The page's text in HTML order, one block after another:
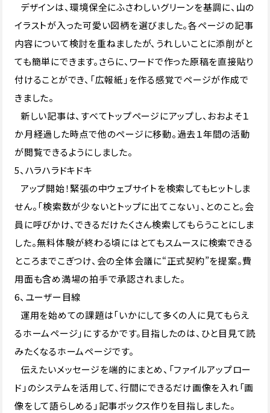
デザインは、環境保全にふさわしいグリーンを基調に、山の
イラストが入った可愛い図柄を選びました。各ページの記事
内容について検討を重ねましたが、うれしいことに添削がと
ても簡単にできます。さらに、ワードで作った原稿を直接貼り
付けることができ、「広報紙」を作る感覚でページが作成で
きました。
新しい記事は、すべてトップページにアップし、おおよそ１
か月経過した時点で他のページに移動。過去１年間の活動
が閲覧できるようにしました。
5、ハラハラドキドキ
アップ開始！緊張の中ウェブサイトを検索してもヒットしま
せん。「検索数が少ないとトップに出てこない」、とのこと。会
員に呼びかけ、できるだけたくさん検索してもらうことにしま
した。無料体験が終わる頃にはとてもスムースに検索できる
ところまでこぎつけ、会の全体会議に“正式契約”を提案。費
用面も含め満場の拍手で承認されました。
6、ユーザー目線
運用を始めての課題は「いかにして多くの人に見てもらえ
るホームページ」にするかです。目指したのは、ひと目見て読
みたくなるホームページです。
伝えたいメッセージを端的にまとめ、「ファイルアップロー
ド」のシステムを活用して、行間にできるだけ画像を入れ「画
像をして語らしめる」記事ボックス作りを目指しました。